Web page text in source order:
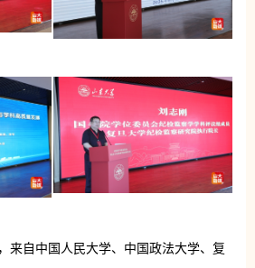
来自中国人民大学、中国政法大学、复